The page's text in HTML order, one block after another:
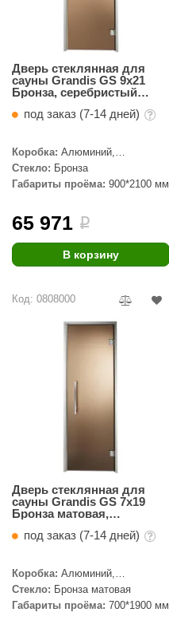
Design
2000
KERN
Snow
Дверь стеклянная для
сауны Grandis GS 9x21
Бронза, серебристый
под заказ (7-14 дней)
Коробка: Алюминий,
Серебристый профиль
Стекло: Бронза
Габариты проёма: 900*2100 мм
65 971 i
В корзину
Код: 0808000
Дверь стеклянная для
сауны Grandis GS 7x19
Бронза матовая,
под заказ (7-14 дней)
Коробка: Алюминий,
Серебристый профиль
Стекло: Бронза матовая
Габариты проёма: 700*1900 мм